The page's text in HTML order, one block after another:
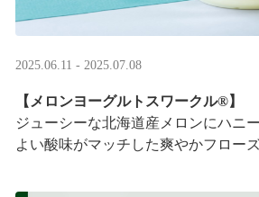
2025.06.11 - 2025.07.08
【メロンヨーグルトスワークル®】
ジューシーな北海道産メロンにハニ
よい酸味がマッチした爽やかフロー